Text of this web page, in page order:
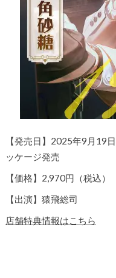
【発売日】2025年9月
ッケージ発売
【価格】2,970円（税込）
【出演】猿飛総司
店舗特典情報はこちら